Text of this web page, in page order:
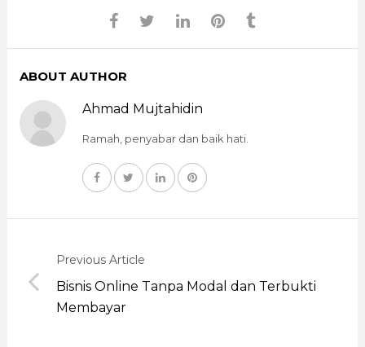
ABOUT AUTHOR
Ahmad Mujtahidin
Ramah, penyabar dan baik hati.
Previous Article
Bisnis Online Tanpa Modal dan Terbukti
Membayar